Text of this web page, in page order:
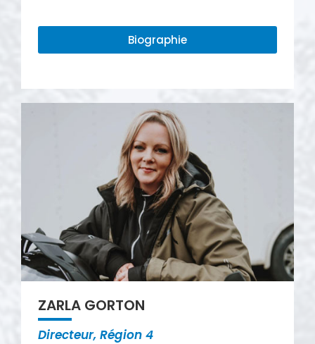
Biographie
ZARLA GORTON
Directeur, Région 4